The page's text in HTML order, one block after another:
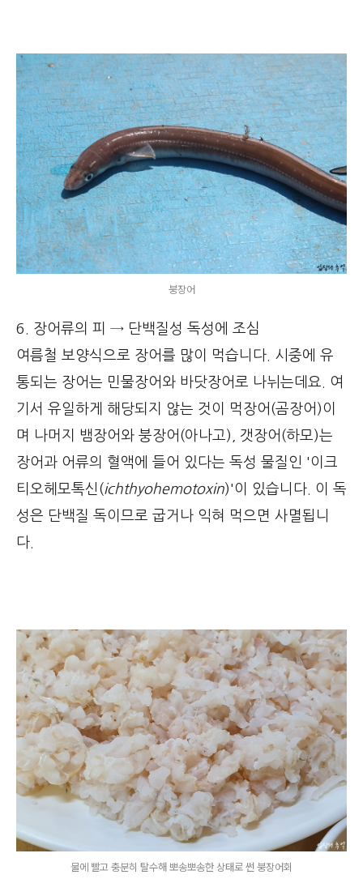
붕장어
6. 장어류의 피 → 단백질성 독성에 조심
여름철 보양식으로 장어를 많이 먹습니다. 시중에 유
통되는 장어는 민물장어와 바닷장어로 나뉘는데요. 여
기서 유일하게 해당되지 않는 것이 먹장어(곰장어)이
며 나머지 뱀장어와 붕장어(아나고), 갯장어(하모)는
장어과 어류의 혈액에 들어 있다는 독성 물질인 '이크
티오헤모톡신(ichthyohemotoxin)'이 있습니다. 이 독
성은 단백질 독이므로 굽거나 익혀 먹으면 사멸됩니
다.
물에 빨고 충분히 탈수해 뽀송뽀송한 상태로 썬 붕장어회